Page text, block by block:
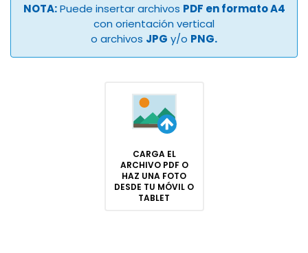
NOTA:Puede insertar archivos PDF en formato A4
con orientación vertical
o archivos JPG y/o PNG.
CARGA EL
ARCHIVO PDF O
HAZ UNA FOTO
DESDE TU MÓVIL O
TABLET